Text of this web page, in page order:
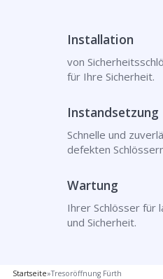
Installation
von
für Ihre Sicherheit.
Instandsetzung
Schnelle und
defekten
Wartung
Ihrer Schlösser für
und Sicherheit.
Startseite»Tresoröffnung Fürth